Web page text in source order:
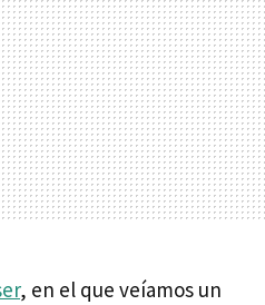
, en el que veíamos un